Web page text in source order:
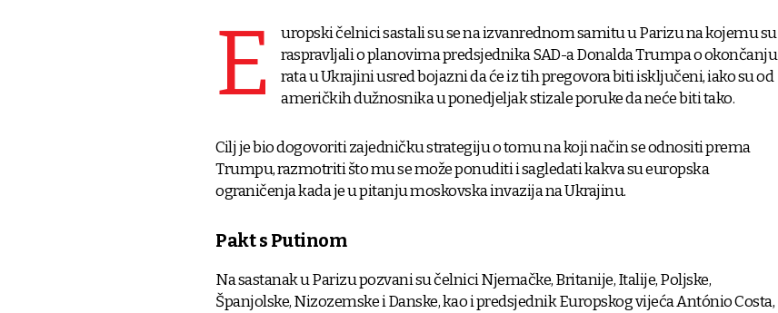
E
uropski čelnici sastali su se na izvanrednom samitu u Parizu na kojemu su
raspravljali o planovima predsjednika SAD-a Donalda Trumpa o okončanju
rata u Ukrajini usred bojazni da će iz tih pregovora biti isključeni, iako su od
američkih dužnosnika u ponedjeljak stizale poruke da neće biti tako.
Cilj je bio dogovoriti zajedničku strategiju o tomu na koji način se odnositi prema
Trumpu, razmotriti što mu se može ponuditi i sagledati kakva su europska
ograničenja kada je u pitanju moskovska invazija na Ukrajinu.
Pakt s Putinom
Na sastanak u Parizu pozvani su čelnici Njemačke, Britanije, Italije, Poljske,
Španjolske, Nizozemske i Danske, kao i predsjednik Europskog vijeća António Costa,